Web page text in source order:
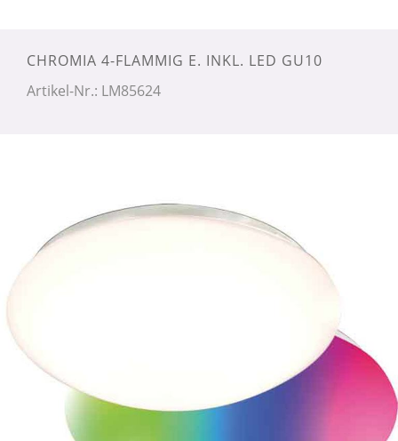
CHROMIA 4-FLAMMIG E. INKL. LED GU10
Artikel-Nr.: LM85624